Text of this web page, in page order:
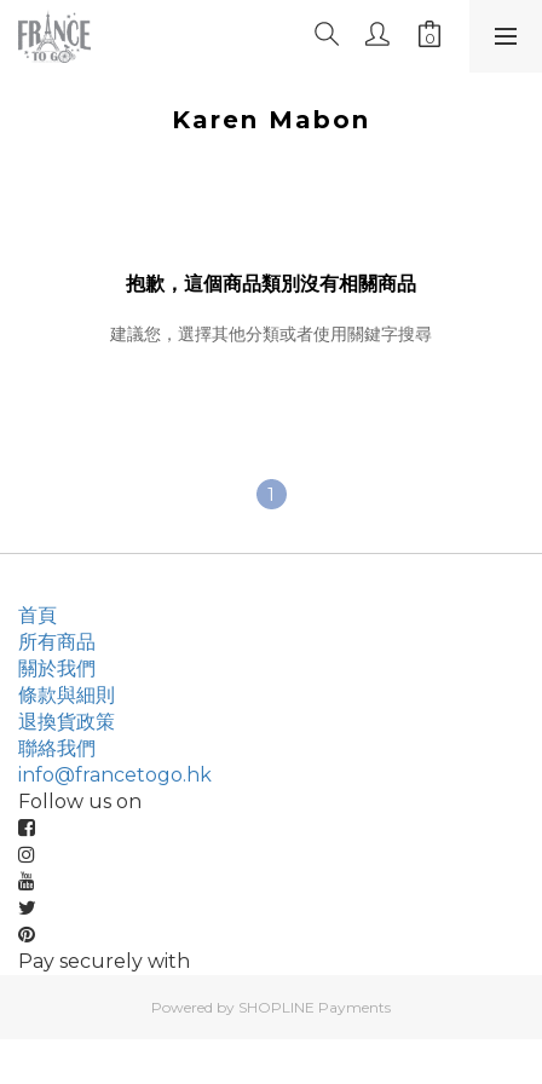
Karen Mabon
抱歉，這個商品類別沒有相關商品
建議您，選擇其他分類或者使用關鍵字搜尋
1
首頁
所有商品
關於我們
條款與細則
退換貨政策
聯絡我們
info@francetogo.hk
Follow us on
Pay securely with
Powered by SHOPLINE Payments